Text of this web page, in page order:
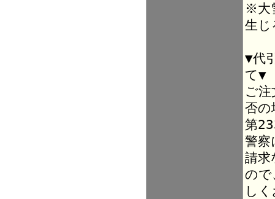
※大
生じ
▼代
て▼
ご
否の
第
警察
請求
ので
し